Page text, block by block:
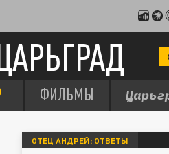
ФИЛЬМЫ
ОТЕЦ АНДРЕЙ: ОТВЕТЫ